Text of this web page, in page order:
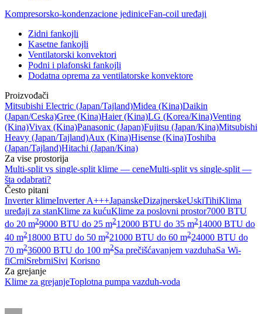
Kompresorsko-kondenzacione jediniceFan-coil uređaji
Zidni fankojli
Kasetne fankojli
Ventilatorski konvektori
Podni i plafonski fankojli
Dodatna oprema za ventilatorske konvektore
Proizvođači
Mitsubishi Electric (Japan/Tajland)Midea (Kina)Daikin
(Japan/Ceska)Gree (Kina)Haier (Kina)LG (Korea/Kina)Venting
(Kina)Vivax (Kina)Panasonic (Japan)Fujitsu (Japan/Kina)Mitsubishi
Heavy (Japan/Tajland)Aux (Kina)Hisense (Kina)Toshiba
(Japan/Tajland)Hitachi (Japan/Kina)
Za vise prostorija
Multi-split vs single-split klime — ceneMulti-split vs single-split —
šta odabrati?
Često pitani
Inverter klimeInverter A+++JapanskeDizajnerskeUskiTihiKlima
uređaji za stanKlime za kućuKlime za poslovni prostor7000 BTU
do 20 m29000 BTU do 25 m212000 BTU do 35 m214000 BTU do
40 m218000 BTU do 50 m221000 BTU do 60 m224000 BTU do
70 m236000 BTU do 100 m2Sa prečišćavanjem vazduhaSa Wi-
fiCrniSrebrniSivi Korisno
Za grejanje
Klime za grejanjeToplotna pumpa vazduh-voda